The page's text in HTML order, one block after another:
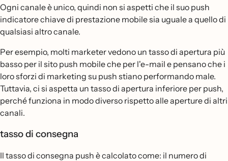
Ogni canale è unico, quindi non si aspetti che il suo push
indicatore chiave di prestazione mobile sia uguale a quello di
qualsiasi altro canale.
Per esempio, molti marketer vedono un tasso di apertura più
basso per il sito push mobile che per l'e-mail e pensano che i
loro sforzi di marketing su push stiano performando male.
Tuttavia, ci si aspetta un tasso di apertura inferiore per push,
perché funziona in modo diverso rispetto alle aperture di altri
canali.
tasso di consegna
Il tasso di consegna push è calcolato come: il numero di